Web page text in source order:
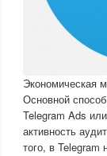
Экономическая
Основной
Telegram Ads
активность
того, в Telegram